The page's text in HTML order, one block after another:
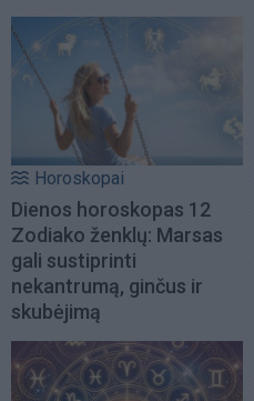
Horoskopai
Dienos horoskopas 12
Zodiako ženklų: Marsas
gali sustiprinti
nekantrumą, ginčus ir
skubėjimą